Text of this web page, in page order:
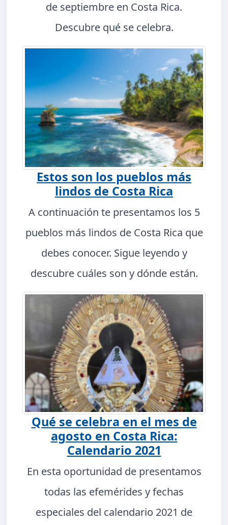
de septiembre en Costa Rica.
Descubre qué se celebra.
Estos son los pueblos más
lindos de Costa Rica
A continuación te presentamos los 5
pueblos más lindos de Costa Rica que
debes conocer. Sigue leyendo y
descubre cuáles son y dónde están.
Qué se celebra en el mes de
agosto en Costa Rica:
Calendario 2021
En esta oportunidad de presentamos
todas las efemérides y fechas
especiales del calendario 2021 de